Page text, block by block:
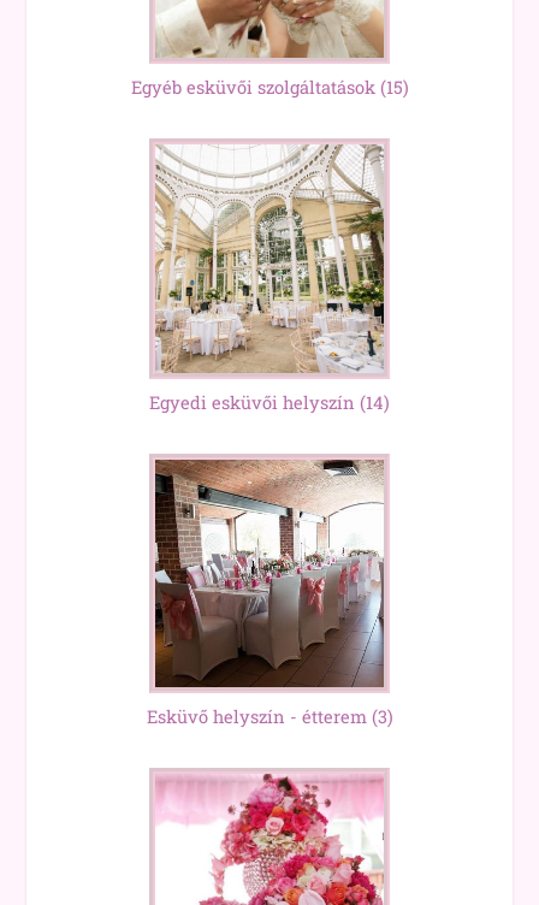
Egyéb esküvői szolgáltatások(15)
Egyedi esküvői helyszín (14)
Esküvő helyszín - étterem(3)